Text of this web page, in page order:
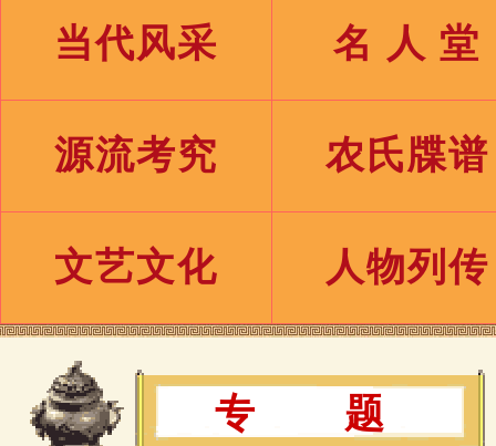
当代风采 名 人 堂
源流考究 农氏牒谱
文艺文化 人物列传
专 题